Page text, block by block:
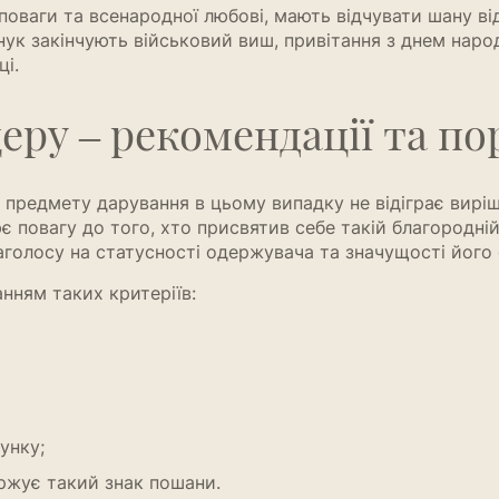
та всенародної любові, мають відчувати шану
закінчують військовий виш, привітання з днем
– рекомендації та
дарування в цьому випадку не відіграє
до того, хто присвятив себе такій благородній
на статусності одержувача та значущості його
таких критеріїв:
такий знак пошани.